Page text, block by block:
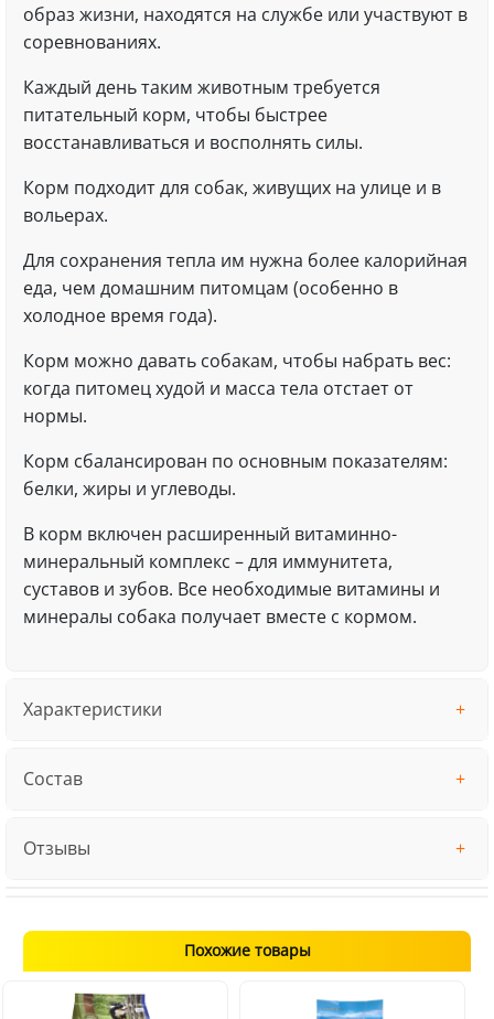
образ жизни, находятся на службе или участвуют в
соревнованиях.
Каждый день таким животным требуется
питательный корм, чтобы быстрее
восстанавливаться и восполнять силы.
Корм подходит для собак, живущих на улице и в
вольерах.
Для сохранения тепла им нужна более калорийная
еда, чем домашним питомцам (особенно в
холодное время года).
Корм можно давать собакам, чтобы набрать вес:
когда питомец худой и масса тела отстает от
нормы.
Корм сбалансирован по основным показателям:
белки, жиры и углеводы.
В корм включен расширенный витаминно-
минеральный комплекс – для иммунитета,
суставов и зубов. Все необходимые витамины и
минералы собака получает вместе с кормом.
Характеристики
Состав
Отзывы
Похожие товары